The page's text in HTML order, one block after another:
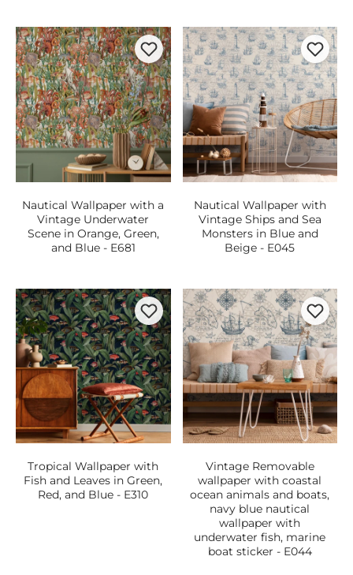
Nautical Wallpaper with a
Vintage Underwater
Scene in Orange, Green,
and Blue - E681
Nautical Wallpaper with
Vintage Ships and Sea
Monsters in Blue and
Beige - E045
Tropical Wallpaper with
Fish and Leaves in Green,
Red, and Blue - E310
Vintage Removable
wallpaper with coastal
ocean animals and boats,
navy blue nautical
wallpaper with
underwater fish, marine
boat sticker - E044